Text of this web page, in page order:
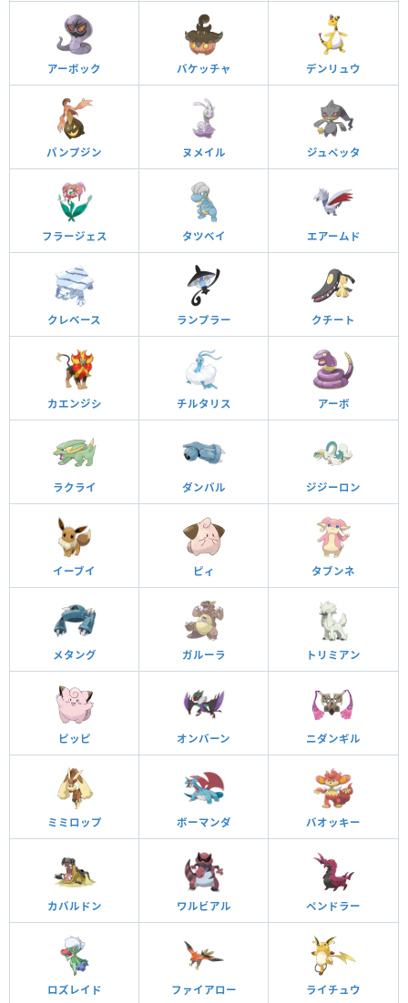
アーボック バケッチャ デンリュウ
パンプジン ヌメイル ジュペッタ
フラージェス タツベイ エアームド
クレベース ランプラー クチート
カエンジシ チルタリス アーボ
ラクライ ダンバル ジジーロン
イーブイ ピィ タブンネ
メタング ガルーラ トリミアン
ピッピ オンバーン ニダンギル
ミミロップ ボーマンダ バオッキー
カバルドン ワルビアル ペンドラー
ロズレイド ファイアロー ライチュウ